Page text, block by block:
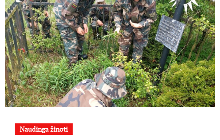
Naudinga žinoti